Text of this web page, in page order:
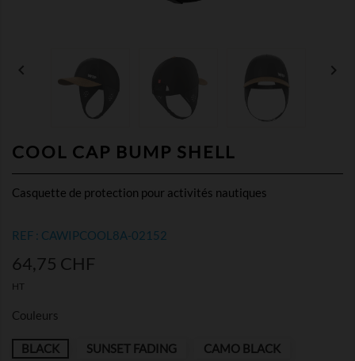
 
COOL CAP BUMP SHELL
Casquette de protection pour activités nautiques
REF : CAWIPCOOL8A-02152
64,75 CHF
HT
Couleurs
BLACK SUNSET FADING
CAMO BLACK